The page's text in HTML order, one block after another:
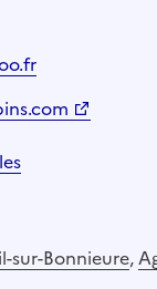
sur-Bonnieure,